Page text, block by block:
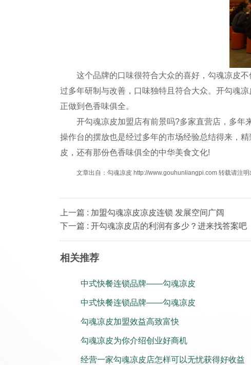
这个品牌的口味很符合大众的喜好，勾魂凉皮不
过多年研制与改善，口味独特且符合大众。开勾魂
正做到色香味俱全。
开勾魂凉皮加盟店有前景吗?多家直营店，多年来
操作台的摆放也是经过多年的市场经验总结得来，
皮，还有那份色香味俱全的中华美食文化!
文章出自：勾魂凉皮 http://www.gouhunliangpi.com 转载请注明
上一篇 : 加盟勾魂凉皮凉皮连锁 发展空间广阔
下一篇 : 开勾魂凉皮店的利润有多少？进来找答案吧
相关推荐
中式快餐连锁品牌——勾魂凉皮
中式快餐连锁品牌——勾魂凉皮
勾魂凉皮加盟效益高致富快
勾魂凉皮为你介绍创业好商机
经营一家勾魂凉皮店怎样可以无忧获得好收益